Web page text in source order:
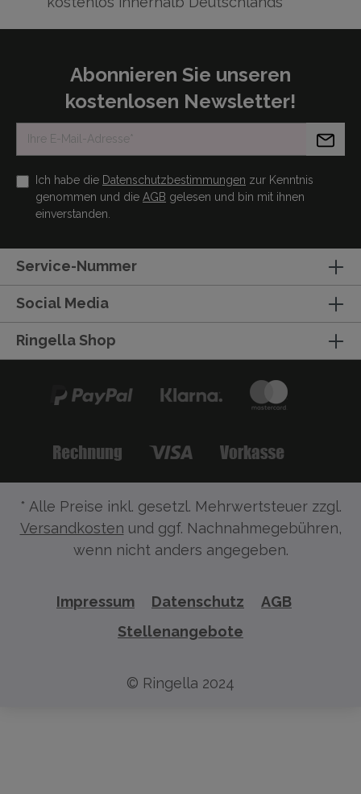
Abonnieren Sie unseren
kostenlosen Newsletter!
Ich habe die Datenschutzbestimmungen zur Kenntnis
genommen und die AGB gelesen und bin mit ihnen
einverstanden.
Service-Nummer
Social Media
Ringella Shop
* Alle Preise inkl. gesetzl. Mehrwertsteuer zzgl.
Versandkosten und ggf. Nachnahmegebühren,
wenn nicht anders angegeben.
Impressum Datenschutz
AGB
Stellenangebote
© Ringella 2024